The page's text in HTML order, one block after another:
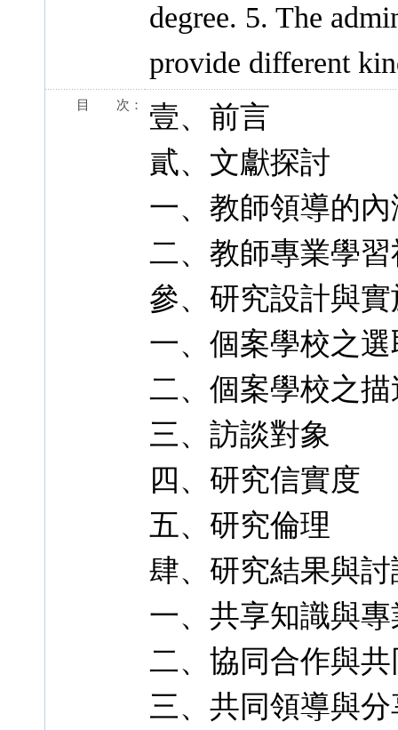
degree. 5. The
provide different
目 次：
壹、前言
貳、文獻探討
一、教師領導的內
二、教師專業學
參、研究設計與實
一、個案學校之選
二、個案學校之描
三、訪談對象
四、研究信實度
五、研究倫理
肆、研究結果與討
一、共享知識與
二、協同合作與
三、共同領導與